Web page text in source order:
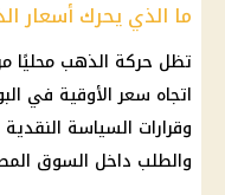
ما الذي يحرك أسعار
تظل حركة الذهب محليًا
اتجاه سعر الأوقية في
وقرارات السياسة
والطلب داخل السوق